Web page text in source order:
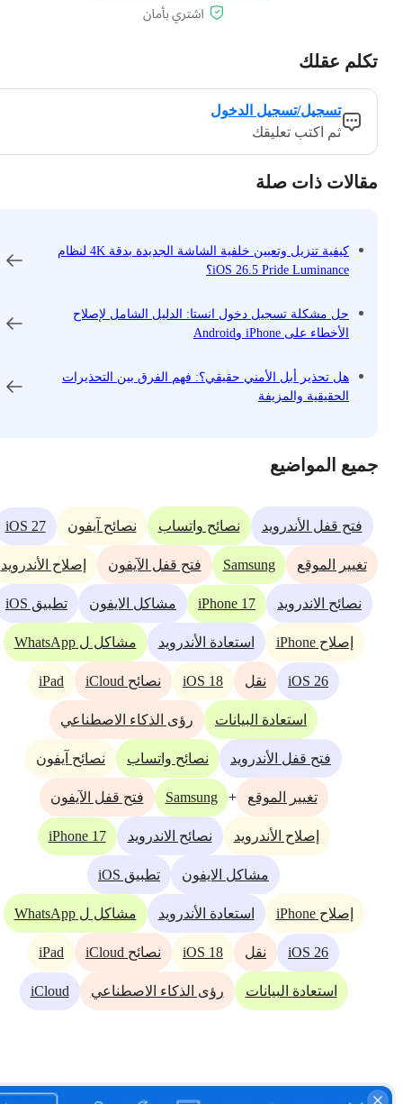
تكلم عقلك
تسجيل/تسجيل الدخول
ثم اكتب تعليقك
مقالات ذات صلة
كيفية تنزيل وتعيين خلفية الشاشة الجديدة بدقة 4K لنظام
iOS 26.5 Pride Luminance؟
حل مشكلة تسجيل دخول انستا: الدليل الشامل لإصلاح
الأخطاء على iPhone وAndroid
هل تحذير أبل الأمني ​​حقيقي؟: فهم الفرق بين التحذيرات
الحقيقية والمزيفة
جميع المواضيع
فتح قفل الأندرويد نصائح واتساب نصائح آيفون iOS 27
تغيير الموقع Samsung فتح قفل الآيفون إصلاح الأندرويد
نصائح الاندرويد iPhone 17 مشاكل الايفون تطبيق iOS
إصلاح iPhone استعادة الأندرويد مشاكل ل WhatsApp
iOS 26 نقل iOS 18 نصائح iCloud iPad
استعادة البيانات رؤى الذكاء الاصطناعي
فتح قفل الأندرويد نصائح واتساب نصائح آيفون
تغيير الموقع +
Samsung فتح قفل الآيفون
إصلاح الأندرويد نصائح الاندرويد iPhone 17
مشاكل الايفون تطبيق iOS
إصلاح iPhone استعادة الأندرويد مشاكل ل WhatsApp
iOS 26 نقل iOS 18 نصائح iCloud iPad
استعادة البيانات رؤى الذكاء الاصطناعي iCloud